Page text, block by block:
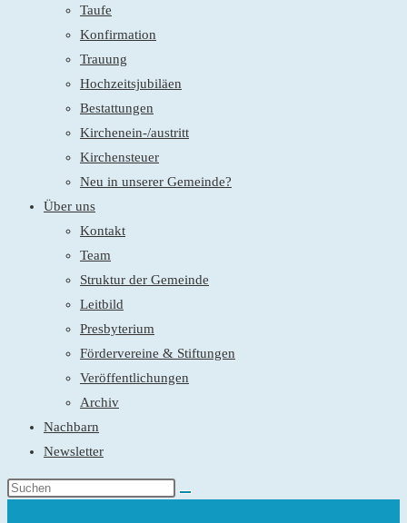
Taufe
Konfirmation
Trauung
Hochzeitsjubiläen
Bestattungen
Kirchenein-/austritt
Kirchensteuer
Neu in unserer Gemeinde?
Über uns
Kontakt
Team
Struktur der Gemeinde
Leitbild
Presbyterium
Fördervereine & Stiftungen
Veröffentlichungen
Archiv
Nachbarn
Newsletter